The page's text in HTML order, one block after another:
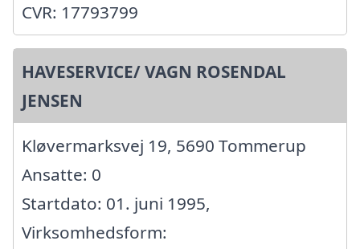
CVR: 17793799
HAVESERVICE/ VAGN ROSENDAL
JENSEN
Kløvermarksvej 19, 5690 Tommerup
Ansatte: 0
Startdato: 01. juni 1995,
Virksomhedsform: